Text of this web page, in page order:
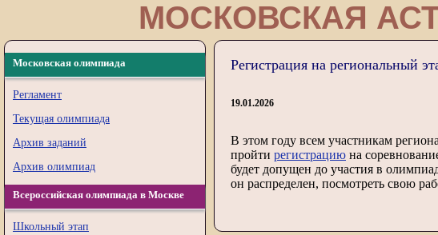
МОСКОВСКАЯ
Московская олимпиада
Регламент
Текущая олимпиада
Архив заданий
Архив олимпиад
Всероссийская олимпиада в Москве
Школьный этап
Регистрация на региональный
19.01.2026
В этом году всем участникам
пройти регистрацию на
будет допущен до участия в
он распределен, посмотреть свою